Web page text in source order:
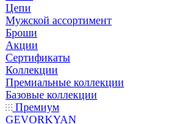
Цепи
Мужской ассортимент
Броши
Акции
Сертификаты
Коллекции
Премиальные коллекции
Базовые коллекции
Премиум
GEVORKYAN